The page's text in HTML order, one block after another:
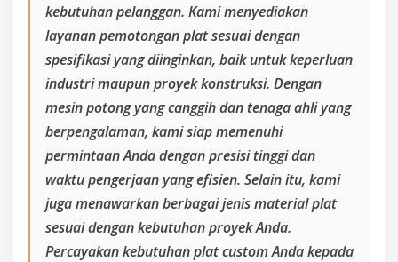
kebutuhan pelanggan. Kami menyediakan
layanan pemotongan plat sesuai dengan
spesifikasi yang diinginkan, baik untuk keperluan
industri maupun proyek konstruksi. Dengan
mesin potong yang canggih dan tenaga ahli yang
berpengalaman, kami siap memenuhi
permintaan Anda dengan presisi tinggi dan
waktu pengerjaan yang efisien. Selain itu, kami
juga menawarkan berbagai jenis material plat
sesuai dengan kebutuhan proyek Anda.
Percayakan kebutuhan plat custom Anda kepada